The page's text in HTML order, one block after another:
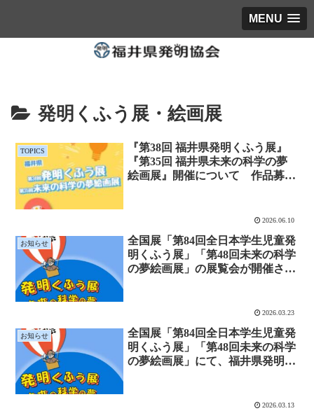
MENU
発明くふう展・絵画展
TOPICS
『第38回 福井県発明くふう展』
『第35回 福井県未来の科学の夢
絵画展』開催について 作品募集
2026.06.10
お知らせ
全国展「第84回全日本学生児童発
明くふう展」「第48回未来の科学
の夢絵画展」の展覧会が開催され
2026.03.23
お知らせ
全国展「第84回全日本学生児童発
明くふう展」「第48回未来の科学
の夢絵画展」にて、福井県発明協
2026.03.13